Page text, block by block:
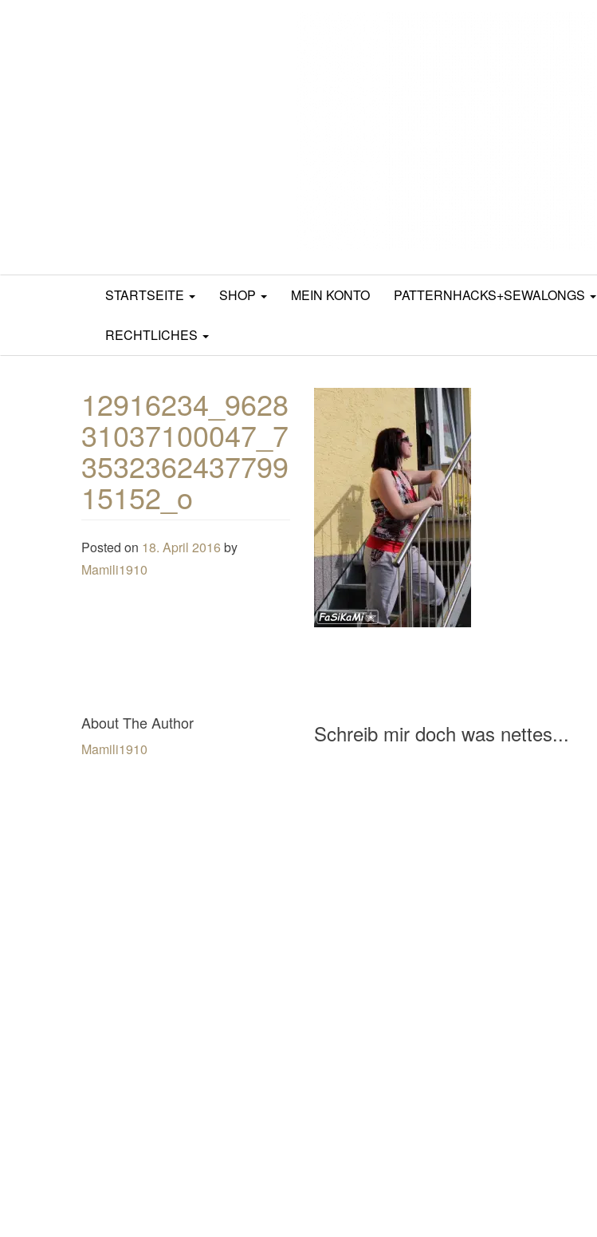
Mamili1910
STARTSEITE SHOP MEIN KONTO PATTERNHACKS+SEWALONGS
RECHTLICHES
12916234_9628
31037100047_7
3532362437799
15152_o
Posted on 18. April 2016 by
Mamili1910
About The Author
Mamili1910
Schreib mir doch was nettes...